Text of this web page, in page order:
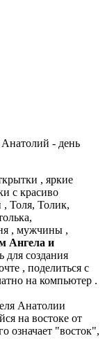
Анатолий - день
, яркие
с красиво
Толя, Толик,
, мужчины ,
Ангела и
для создания
, поделиться с
на компьютер .
Анатолии
на востоке от
означает "восток",